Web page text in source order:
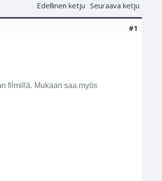
Edellinen ketju Seuraava ketju
#1
filmillä. Mukaan saa myös